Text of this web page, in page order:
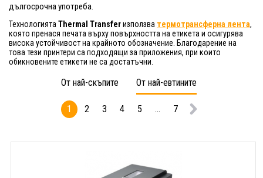
дългосрочна употреба.
Технологията Thermal Transferизползва термотрансферна лента,
която пренася печата върху повърхността на етикета и осигурява
висока устойчивост на крайното обозначение. Благодарение на
това тези принтери са подходящи за приложения, при които
обикновените етикети не са достатъчни.
От най-скъпите От най-евтините
1 2 3 4 5 ... 7